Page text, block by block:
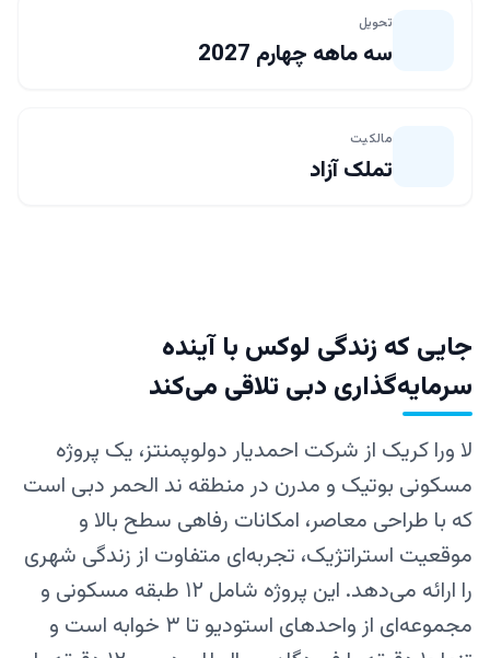
تحویل
سه ماهه چهارم 2027
مالکیت
تملک آزاد
جایی که زندگی لوکس با آینده
سرمایه‌گذاری دبی تلاقی می‌کند
لا ورا کریک از شرکت احمدیار دولوپمنتز، یک پروژه
مسکونی بوتیک و مدرن در منطقه ند الحمر دبی است
که با طراحی معاصر، امکانات رفاهی سطح بالا و
موقعیت استراتژیک، تجربه‌ای متفاوت از زندگی شهری
را ارائه می‌دهد. این پروژه شامل ۱۲ طبقه مسکونی و
مجموعه‌ای از واحدهای استودیو تا ۳ خوابه است و